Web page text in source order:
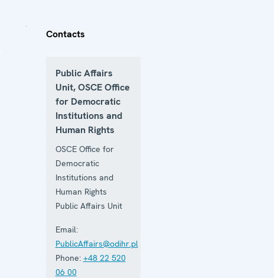
Contacts
Public Affairs
Unit, OSCE Office
for Democratic
Institutions and
Human Rights
OSCE Office for
Democratic
Institutions and
Human Rights
Public Affairs Unit
Email:
PublicAffairs@odihr.pl
Phone: +48 22 520
06 00